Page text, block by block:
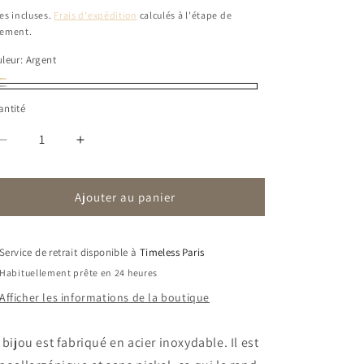
incluses. Frais d'expédition calculés à l'étape de
Argent
Réduire
quantité
Collier
|
Maille
Augmenter
quantité
de
Collier
|
Maille
Ajouter au panier
Service de retrait disponible à Timeless Paris
Habituellement prête en 24 heures
Afficher les informations de la boutique
bijou est fabriqué en acier inoxydable. Il est